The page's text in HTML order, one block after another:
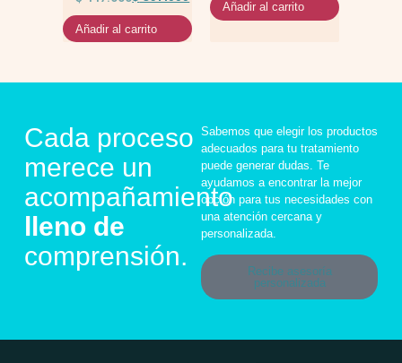
Añadir al carrito
Añadir al carrito
Cada proceso
merece un
acompañamiento
lleno de
comprensión.
Sabemos que elegir los productos
adecuados para tu tratamiento
puede generar dudas. Te
ayudamos a encontrar la mejor
opción para tus necesidades con
una atención cercana y
personalizada.
Recibe asesoría
personalizada